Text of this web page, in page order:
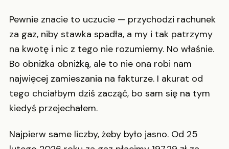
Pewnie znacie to uczucie — przychodzi rachunek
za gaz, niby stawka spadła, a my i tak patrzymy
na kwotę i nic z tego nie rozumiemy. No właśnie.
Bo obniżka obniżką, ale to nie ona robi nam
najwięcej zamieszania na fakturze. I akurat od
tego chciałbym dziś zacząć, bo sam się na tym
kiedyś przejechałem.
Najpierw same liczby, żeby było jasno. Od 25